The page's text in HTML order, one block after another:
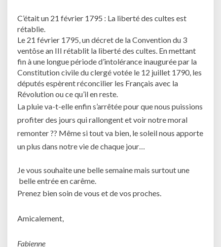
C’était un 21 février 1795 : La liberté des cultes est
rétablie.
Le 21 février 1795, un décret de la Convention du 3
ventôse an III rétablit la liberté des cultes. En mettant
fin à une longue période d’intolérance inaugurée par la
Constitution civile du clergé votée le 12 juillet 1790, les
députés espèrent réconcilier les Français avec la
Révolution ou ce qu’il en reste.
La pluie va-t-elle enfin s’arrêtée pour que nous puissions
profiter des jours qui rallongent et voir notre moral
remonter ?? Même si tout va bien, le soleil nous apporte
un plus dans notre vie de chaque jour…
Je vous souhaite une belle semaine mais surtout une
belle entrée en carême.
Prenez bien soin de vous et de vos proches.
Amicalement,
Fabienne